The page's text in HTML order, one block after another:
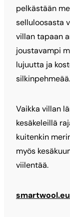
pelkästään
selluloosasta
villan tapaan
joustavampi
lujuutta ja
silkinpehmeää.
Vaikka villan
kesäkeleillä
kuitenkin
myös
viilentää.
smartwool.eu